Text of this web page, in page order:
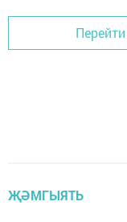
ҖӘМГЫЯТЬ